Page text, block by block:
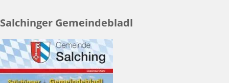
Salchinger Gemeindebladl